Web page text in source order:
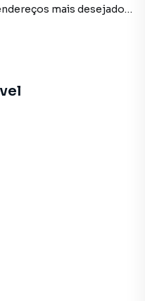
mais desejados
receber amigos e